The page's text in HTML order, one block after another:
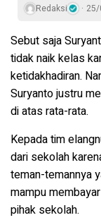
Redaksi
Sebut saja
tidak naik kelas
ketidakhadiran.
Suryantojustru
di atas rata-rata.
Kepada tim
dari sekolah
teman-temannya
mampu
pihak sekolah.